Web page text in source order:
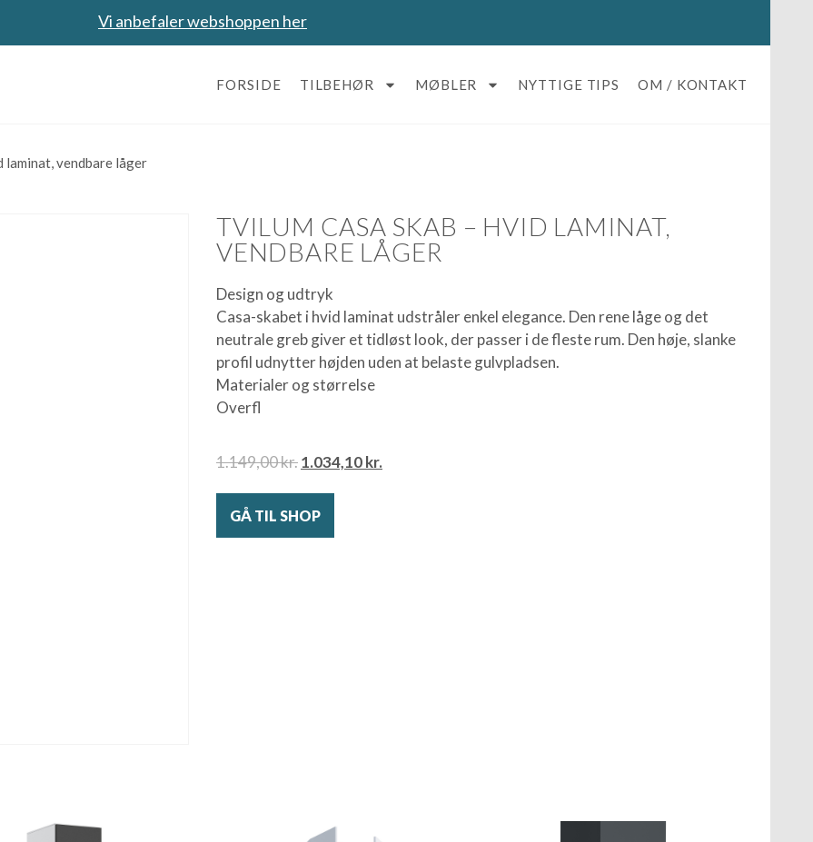
Vi anbefaler webshoppen her
FORSIDE TILBEHØR MØBLER NYTTIGE TIPS OM / KONTAKT
laminat, vendbare låger
TVILUM CASA SKAB – HVID LAMINAT,
VENDBARE LÅGER
Design og udtryk
Casa-skabet i hvid laminat udstråler enkel elegance. Den rene låge og det
neutrale greb giver et tidløst look, der passer i de fleste rum. Den høje, slanke
profil udnytter højden uden at belaste gulvpladsen.
Materialer og størrelse
Overfl
1.149,00kr.1.034,10kr.
GÅ TIL SHOP